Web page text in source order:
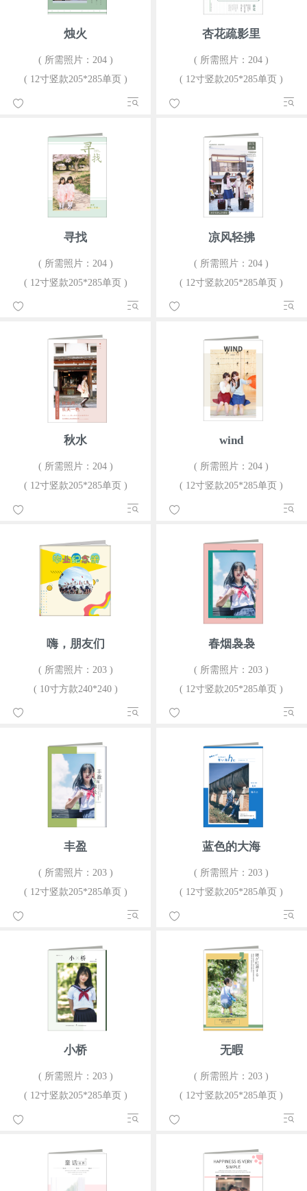
烛火
( 所需照片：204 )
( 12寸竖款205*285单页 )
杏花疏影里
( 所需照片：204 )
( 12寸竖款205*285单页 )
寻找
( 所需照片：204 )
( 12寸竖款205*285单页 )
凉风轻拂
( 所需照片：204 )
( 12寸竖款205*285单页 )
秋水
( 所需照片：204 )
( 12寸竖款205*285单页 )
wind
( 所需照片：204 )
( 12寸竖款205*285单页 )
嗨，朋友们
( 所需照片：203 )
( 10寸方款240*240 )
春烟袅袅
( 所需照片：203 )
( 12寸竖款205*285单页 )
丰盈
( 所需照片：203 )
( 12寸竖款205*285单页 )
蓝色的大海
( 所需照片：203 )
( 12寸竖款205*285单页 )
小桥
( 所需照片：203 )
( 12寸竖款205*285单页 )
无暇
( 所需照片：203 )
( 12寸竖款205*285单页 )